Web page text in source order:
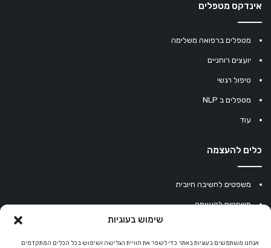
שימוש בעוגיות
אנחנו משתמשים בעוגיות באתר כדי לשפר את חוויית הגלישה ושימוש בכל הכלים המתקדמים
אינדקס מטפלים
מטפלים ברפואה משלימה
יועצים רוחניים
טיפול רגשי
מטפלים ב NLP
עוד
כלים להעצמה
משפטים לחשיבה חיובית
משפטים להעצמה
מחשבון נומרולוגיה